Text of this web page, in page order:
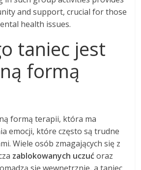
and support, crucial for those
health issues.
taniec jest
formą
formą terapii, która ma
emocji, które często są trudne
Wiele osób zmagających się z
zablokowanych uczućoraz